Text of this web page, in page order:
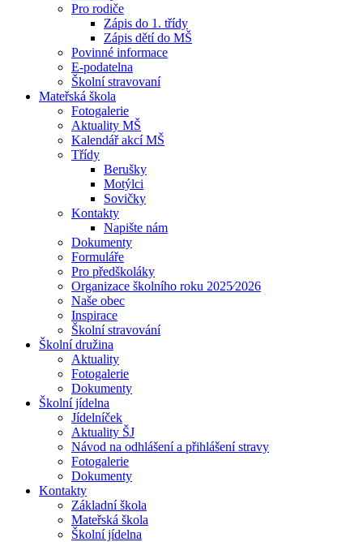
Pro rodiče
Zápis do 1. třídy
Zápis dětí do MŠ
Povinné informace
E-podatelna
Školní stravovaní
Mateřská škola
Fotogalerie
Aktuality MŠ
Kalendář akcí MŠ
Třídy
Berušky
Motýlci
Sovičky
Kontakty
Napište nám
Dokumenty
Formuláře
Pro předškoláky
Organizace školního roku 2025⁄2026
Naše obec
Inspirace
Školní stravování
Školní družina
Aktuality
Fotogalerie
Dokumenty
Školní jídelna
Jídelníček
Aktuality ŠJ
Návod na odhlášení a přihlášení stravy
Fotogalerie
Dokumenty
Kontakty
Základní škola
Mateřská škola
Školní jídelna